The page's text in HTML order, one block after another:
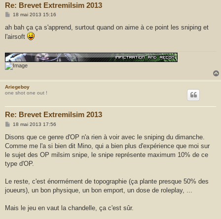
Re: Brevet Extremilsim 2013
M
s
a
18 mai 2013 15:16
ah bah ça ça s'apprend, surtout quand on aime à ce point les sniping et
l'airsoft
Ariegeboy
one shot one out !
Re: Brevet Extremilsim 2013
M
s
a
g
18 mai 2013 17:56
Disons que ce genre d'OP n'a rien à voir avec le sniping du dimanche.
Comme me l'a si bien dit Mino, qui a bien plus d'expérience que moi sur
le sujet des OP milsim snipe, le snipe représente maximum 10% de ce
type d'OP.
Le reste, c'est énormément de topographie (ça plante presque 50% des
joueurs), un bon physique, un bon emport, un dose de roleplay, ...
Mais le jeu en vaut la chandelle, ça c'est sûr.